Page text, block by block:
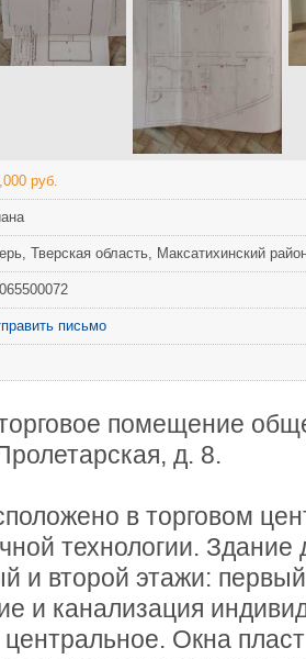
руб.
Тверская область, Максатихинский
письмо
помещение
д. 8.
в торговом
технологии.
и второй этажи:
и канализация
Окна